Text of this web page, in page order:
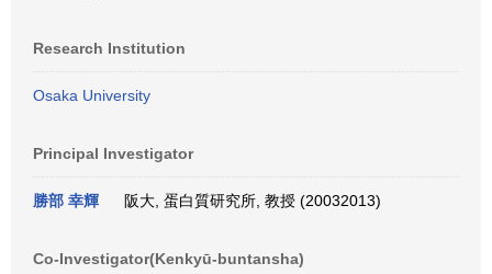
Research Institution
Osaka University
Principal Investigator
勝部 幸輝 阪大, 蛋白質研究所, 教授 (20032013)
Co-Investigator(Kenkyū-buntansha)